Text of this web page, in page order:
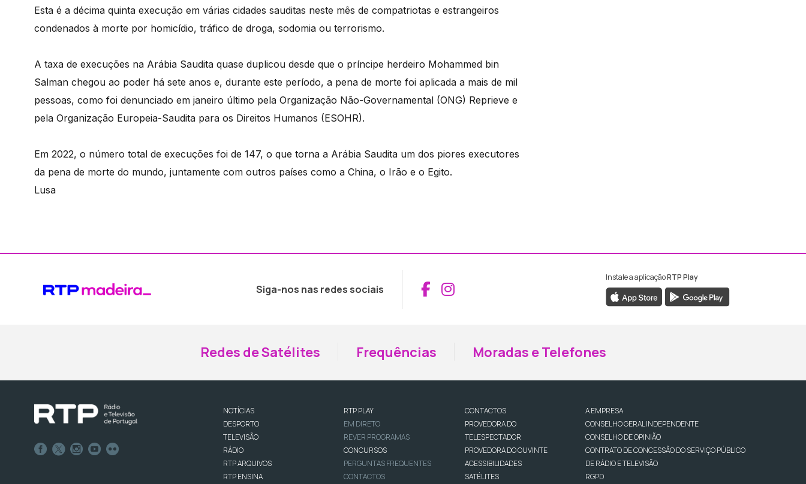
Esta é a décima quinta execução em várias cidades sauditas neste mês de compatriotas e estrangeiros
condenados à morte por homicídio, tráfico de droga, sodomia ou terrorismo.
A taxa de execuções na Arábia Saudita quase duplicou desde que o príncipe herdeiro Mohammed bin
Salman chegou ao poder há sete anos e, durante este período, a pena de morte foi aplicada a mais de mil
pessoas, como foi denunciado em janeiro último pela Organização Não-Governamental (ONG) Reprieve e
pela Organização Europeia-Saudita para os Direitos Humanos (ESOHR).
Em 2022, o número total de execuções foi de 147, o que torna a Arábia Saudita um dos piores executores
da pena de morte do mundo, juntamente com outros países como a China, o Irão e o Egito.
Lusa
Siga-nos nas redes sociais Aceder ao Facebook da RTP Madeira
Aceder ao Instagram da RTP Madeira
Instale a aplicaçãoRTP Play
Redes de Satélites Frequências Moradas e Telefones
NOTÍCIAS
DESPORTO
TELEVISÃO
RÁDIO
RTP ARQUIVOS
RTP ENSINA
RTP PLAY
EM DIRETO
REVER PROGRAMAS
CONCURSOS
PERGUNTAS FREQUENTES
CONTACTOS
CONTACTOS
PROVEDORA DO
TELESPECTADOR
PROVEDORA DO OUVINTE
ACESSIBILIDADES
SATÉLITES
A EMPRESA
CONSELHO GERAL INDEPENDENTE
CONSELHO DE OPINIÃO
CONTRATO DE CONCESSÃO DO SERVIÇO PÚBLICO
DE RÁDIO E TELEVISÃO
RGPD